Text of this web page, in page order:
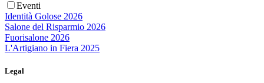
Eventi
Identità Golose 2026
Salone del Risparmio 2026
Fuorisalone 2026
L'Artigiano in Fiera 2025
Legal